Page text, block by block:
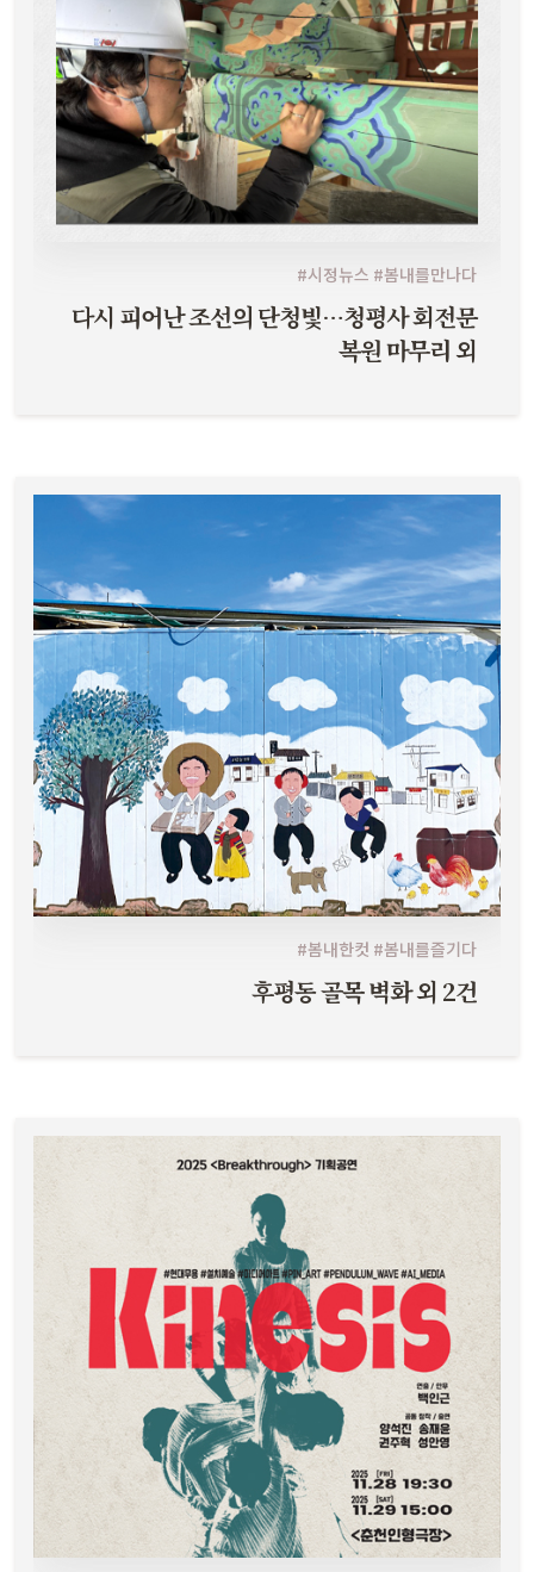
#시정뉴스 #봄내를만나다
다시 피어난 조선의 단청빛…청평사 회전문
복원 마무리 외
#봄내한컷 #봄내를즐기다
후평동 골목 벽화 외 2건